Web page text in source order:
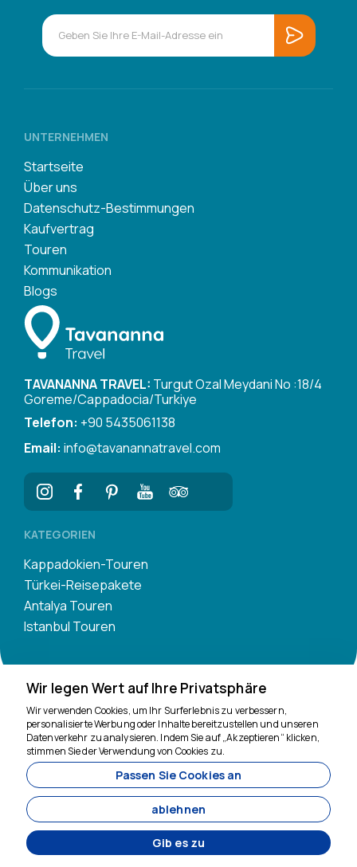
UNTERNEHMEN
Startseite
Über uns
Datenschutz-Bestimmungen
Kaufvertrag
Touren
Kommunikation
Blogs
TAVANANNA TRAVEL: Turgut Ozal Meydani No :18/4
Goreme/Cappadocia/Turkiye
Telefon: +90 5435061138
Email: info@tavanannatravel.com
KATEGORIEN
Kappadokien-Touren
Türkei-Reisepakete
Antalya Touren
Istanbul Touren
Entwickelt von
Wir legen Wert auf Ihre Privatsphäre
Wir verwenden Cookies, um Ihr Surferlebnis zu verbessern,
personalisierte Werbung oder Inhalte bereitzustellen und unseren
Datenverkehr zu analysieren. Indem Sie auf „Akzeptieren“ klicken,
stimmen Sie der Verwendung von Cookies zu.
Passen Sie Cookies an
ablehnen
Gib es zu
Wir sind für Sie da